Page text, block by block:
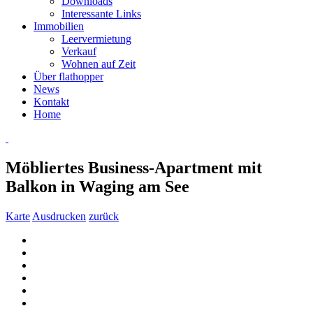
Interessante Links
Immobilien
Leervermietung
Verkauf
Wohnen auf Zeit
Über flathopper
News
Kontakt
Home
Möbliertes Business-Apartment mit
Balkon in Waging am See
Karte Ausdrucken zurück